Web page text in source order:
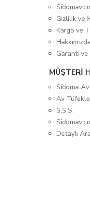
Gizlilik ve
Kargo ve
Hakkımızda
Garanti ve
MÜŞTERİ
Sidoma
Av
S.S.S.
Detaylı